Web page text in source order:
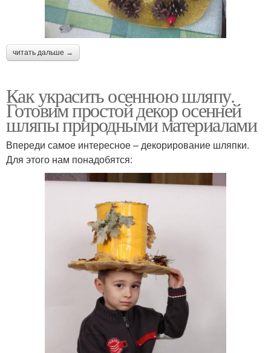
читать дальше →
Как украсить осеннюю шляпу.
Готовим простой декор осенней
шляпы природными материалами
Впереди самое интересное – декорирование шляпки.
Для этого нам понадобятся: